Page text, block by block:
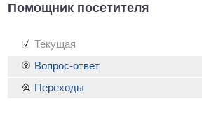
Помощник посетителя
Текущая
Вопрос-ответ
Переходы